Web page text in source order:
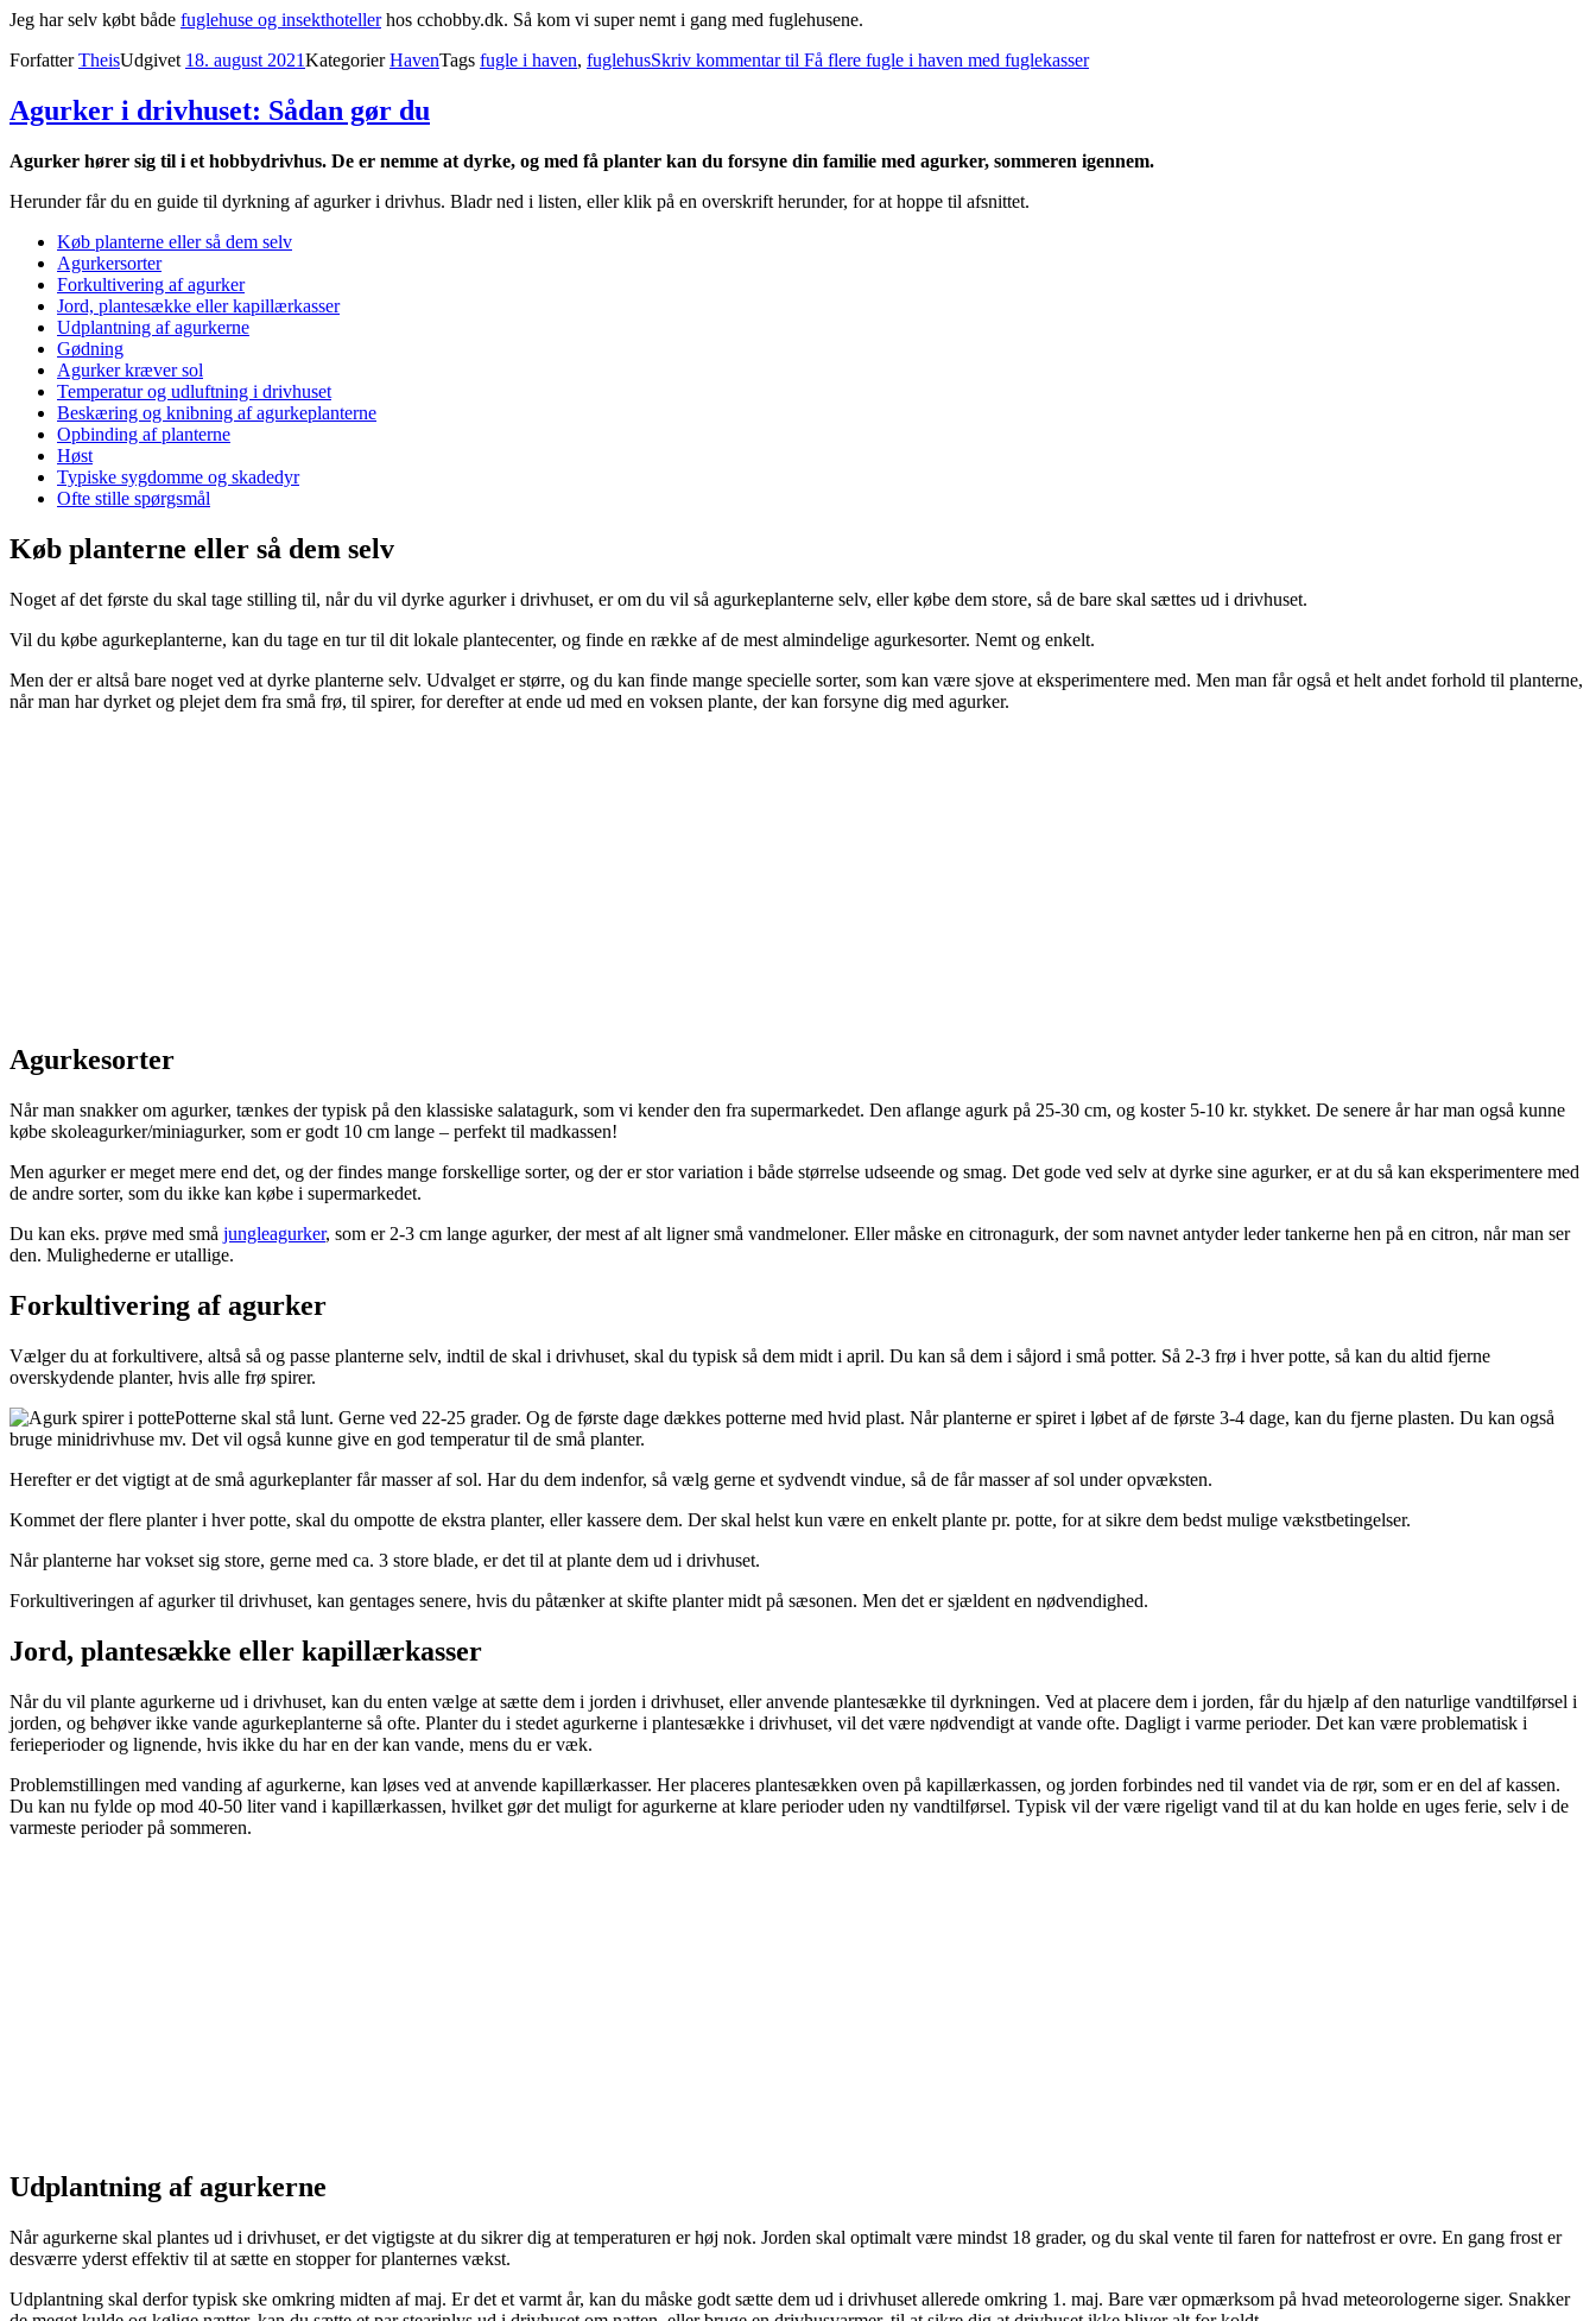
Jeg har selv købt både fuglehuse og insekthotellerhos cchobby.dk. Så kom vi super nemt i gang med fuglehusene.
ForfatterTheisUdgivet 18. august 2021KategorierHavenTags fugle i haven, fuglehusSkriv kommentartil Få flere fugle i haven med fuglekasser
Agurker i drivhuset: Sådan gør du
Agurker hører sig til i et hobbydrivhus. De er nemme at dyrke, og med få planter kan du forsyne din familie med agurker, sommeren igennem.
Herunder får du en guide til dyrkning af agurker i drivhus. Bladr ned i listen, eller klik på en overskrift herunder, for at hoppe til afsnittet.
Køb planterne eller så dem selv
Agurkersorter
Forkultivering af agurker
Jord, plantesække eller kapillærkasser
Udplantning af agurkerne
Gødning
Agurker kræver sol
Temperatur og udluftning i drivhuset
Beskæring og knibning af agurkeplanterne
Opbinding af planterne
Høst
Typiske sygdomme og skadedyr
Ofte stille spørgsmål
Køb planterne eller så dem selv
Noget af det første du skal tage stilling til, når du vil dyrke agurker i drivhuset, er om du vil så agurkeplanterne selv, eller købe dem store, så de bare skal sættes ud i drivhuset.
Vil du købe agurkeplanterne, kan du tage en tur til dit lokale plantecenter, og finde en række af de mest almindelige agurkesorter. Nemt og enkelt.
Men der er altså bare noget ved at dyrke planterne selv. Udvalget er større, og du kan finde mange specielle sorter, som kan være sjove at eksperimentere med. Men man får også et helt andet forhold til planterne,
når man har dyrket og plejet dem fra små frø, til spirer, for derefter at ende ud med en voksen plante, der kan forsyne dig med agurker.
Agurkesorter
Når man snakker om agurker, tænkes der typisk på den klassiske salatagurk, som vi kender den fra supermarkedet. Den aflange agurk på 25-30 cm, og koster 5-10 kr. stykket. De senere år har man også kunne
købe skoleagurker/miniagurker, som er godt 10 cm lange – perfekt til madkassen!
Men agurker er meget mere end det, og der findes mange forskellige sorter, og der er stor variation i både størrelse udseende og smag. Det gode ved selv at dyrke sine agurker, er at du så kan eksperimentere med
de andre sorter, som du ikke kan købe i supermarkedet.
Du kan eks. prøve med små jungleagurker, som er 2-3 cm lange agurker, der mest af alt ligner små vandmeloner. Eller måske en citronagurk, der som navnet antyder leder tankerne hen på en citron, når man ser
den. Mulighederne er utallige.
Forkultivering af agurker
Vælger du at forkultivere, altså så og passe planterne selv, indtil de skal i drivhuset, skal du typisk så dem midt i april. Du kan så dem i såjord i små potter. Så 2-3 frø i hver potte, så kan du altid fjerne
overskydende planter, hvis alle frø spirer.
Potterne skal stå lunt. Gerne ved 22-25 grader. Og de første dage dækkes potterne med hvid plast. Når planterne er spiret i løbet af de første 3-4 dage, kan du fjerne plasten. Du kan også
bruge minidrivhuse mv. Det vil også kunne give en god temperatur til de små planter.
Herefter er det vigtigt at de små agurkeplanter får masser af sol. Har du dem indenfor, så vælg gerne et sydvendt vindue, så de får masser af sol under opvæksten.
Kommet der flere planter i hver potte, skal du ompotte de ekstra planter, eller kassere dem. Der skal helst kun være en enkelt plante pr. potte, for at sikre dem bedst mulige vækstbetingelser.
Når planterne har vokset sig store, gerne med ca. 3 store blade, er det til at plante dem ud i drivhuset.
Forkultiveringen af agurker til drivhuset, kan gentages senere, hvis du påtænker at skifte planter midt på sæsonen. Men det er sjældent en nødvendighed.
Jord, plantesække eller kapillærkasser
Når du vil plante agurkerne ud i drivhuset, kan du enten vælge at sætte dem i jorden i drivhuset, eller anvende plantesække til dyrkningen. Ved at placere dem i jorden, får du hjælp af den naturlige vandtilførsel i
jorden, og behøver ikke vande agurkeplanterne så ofte. Planter du i stedet agurkerne i plantesække i drivhuset, vil det være nødvendigt at vande ofte. Dagligt i varme perioder. Det kan være problematisk i
ferieperioder og lignende, hvis ikke du har en der kan vande, mens du er væk.
Problemstillingen med vanding af agurkerne, kan løses ved at anvende kapillærkasser. Her placeres plantesækken oven på kapillærkassen, og jorden forbindes ned til vandet via de rør, som er en del af kassen.
Du kan nu fylde op mod 40-50 liter vand i kapillærkassen, hvilket gør det muligt for agurkerne at klare perioder uden ny vandtilførsel. Typisk vil der være rigeligt vand til at du kan holde en uges ferie, selv i de
varmeste perioder på sommeren.
Udplantning af agurkerne
Når agurkerne skal plantes ud i drivhuset, er det vigtigste at du sikrer dig at temperaturen er høj nok. Jorden skal optimalt være mindst 18 grader, og du skal vente til faren for nattefrost er ovre. En gang frost er
desværre yderst effektiv til at sætte en stopper for planternes vækst.
Udplantning skal derfor typisk ske omkring midten af maj. Er det et varmt år, kan du måske godt sætte dem ud i drivhuset allerede omkring 1. maj. Bare vær opmærksom på hvad meteorologerne siger. Snakker